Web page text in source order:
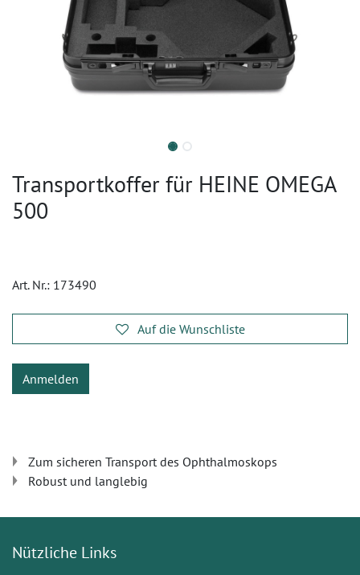
Transportkoffer für HEINE OMEGA
500
Art. Nr.: 173490
Auf die Wunschliste
Anmelden
Zum sicheren Transport des Ophthalmoskops
Robust und langlebig
Nützliche Links